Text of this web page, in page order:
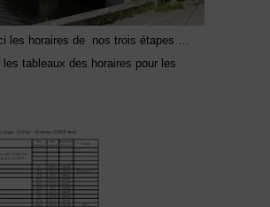
les horaires de nos trois étapes …
tableaux des horaires pour les